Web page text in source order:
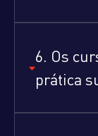
6. Os
prática